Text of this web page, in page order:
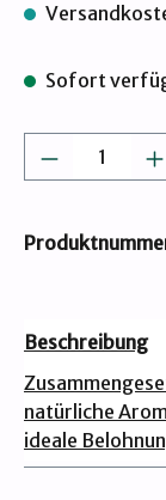
Sofort
Produkt
Beschreibung
natürliche
ideale